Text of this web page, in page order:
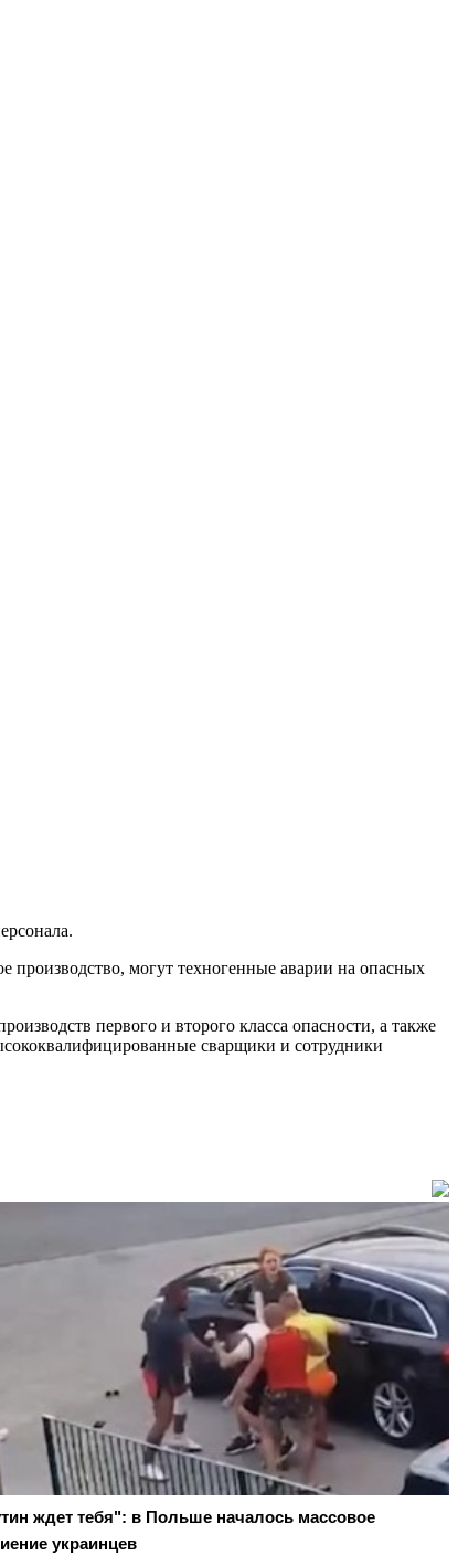
могут техногенные аварии на опасных
первого и второго класса опасности, а также
сварщики и сотрудники
ждет тебя": в Польше началось массовое
украинцев